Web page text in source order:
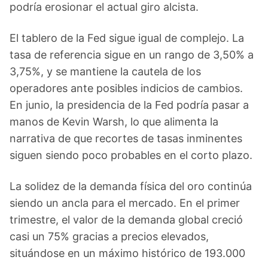
podría erosionar el actual giro alcista.
El tablero de la Fed sigue igual de complejo. La
tasa de referencia sigue en un rango de 3,50% a
3,75%, y se mantiene la cautela de los
operadores ante posibles indicios de cambios.
En junio, la presidencia de la Fed podría pasar a
manos de Kevin Warsh, lo que alimenta la
narrativa de que recortes de tasas inminentes
siguen siendo poco probables en el corto plazo.
La solidez de la demanda física del oro continúa
siendo un ancla para el mercado. En el primer
trimestre, el valor de la demanda global creció
casi un 75% gracias a precios elevados,
situándose en un máximo histórico de 193.000